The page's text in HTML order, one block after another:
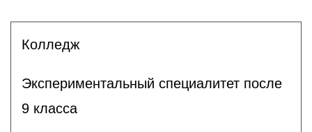
Колледж
Экспериментальный специалитет после
9 класса